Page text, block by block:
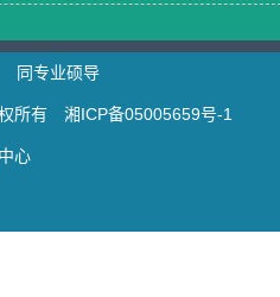
同专业硕导
所有 湘ICP备05005659号-1
心